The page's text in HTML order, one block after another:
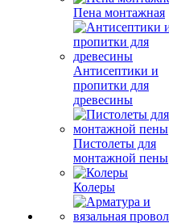
Пена монтажная
Антисептики и
пропитки для
древесины
Пистолеты для
монтажной пены
Колеры